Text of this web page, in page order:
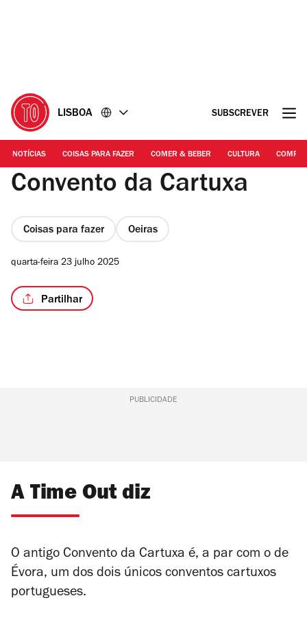
LISBOA SUBSCREVER
NOTÍCIAS COISAS PARA FAZER COMER & BEBER CULTURA
Convento da Cartuxa
Coisas para fazer Oeiras
quarta-feira 23 julho 2025
Partilhar
PUBLICIDADE
A Time Out diz
O antigo Convento da Cartuxa é, a par com o de
Évora, um dos dois únicos conventos cartuxos
portugueses.